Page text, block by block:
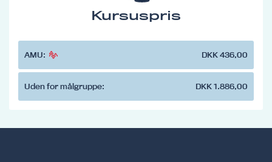
Kursuspris
AMU: DKK 436,00
Uden for målgruppe: DKK 1.886,00